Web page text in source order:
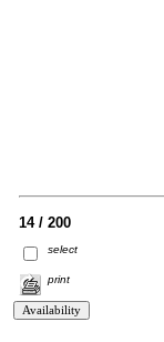
14 / 200
select
print